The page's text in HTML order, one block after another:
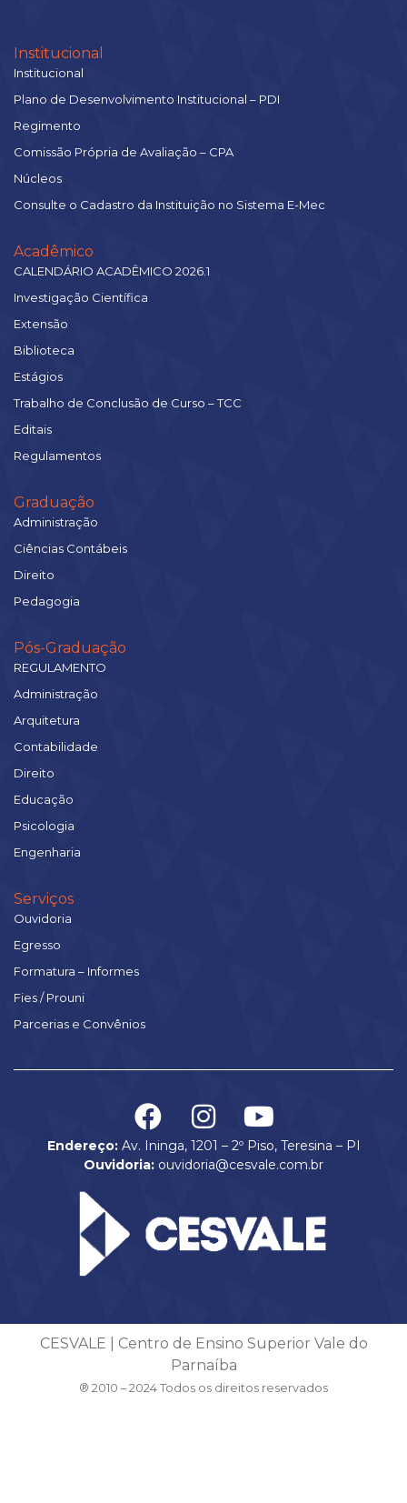
Institucional
Institucional
Plano de Desenvolvimento Institucional – PDI
Regimento
Comissão Própria de Avaliação – CPA
Núcleos
Consulte o Cadastro da Instituição no Sistema E-Mec
Acadêmico
CALENDÁRIO ACADÊMICO 2026.1
Investigação Científica
Extensão
Biblioteca
Estágios
Trabalho de Conclusão de Curso – TCC
Editais
Regulamentos
Graduação
Administração
Ciências Contábeis
Direito
Pedagogia
Pós-Graduação
REGULAMENTO
Administração
Arquitetura
Contabilidade
Direito
Educação
Psicologia
Engenharia
Serviços
Ouvidoria
Egresso
Formatura – Informes
Fies / Prouni
Parcerias e Convênios
Endereço:Av. Ininga, 1201 – 2º Piso, Teresina – PI
Ouvidoria: ouvidoria@cesvale.com.br
CESVALE | Centro de Ensino Superior Vale do
Parnaíba
® 2010 – 2024 Todos os direitos reservados